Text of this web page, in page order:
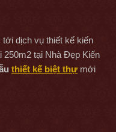
tới dịch vụ thiết kế kiến
250m2 tại Nhà Đẹp Kiến
thiết kế biệt thự mới